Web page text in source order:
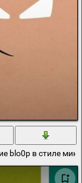
blo0p в стиле